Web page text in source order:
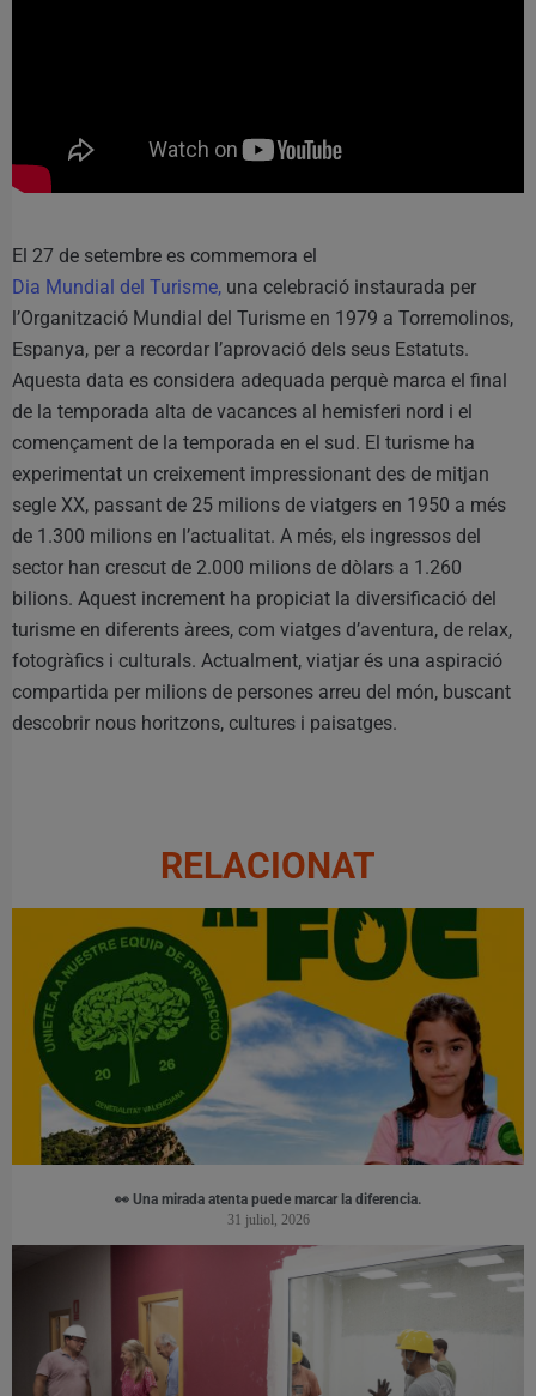
El 27 de setembre es commemora el
Dia Mundial del Turisme, una celebració instaurada per
l’Organització Mundial del Turisme en 1979 a Torremolinos,
Espanya, per a recordar l’aprovació dels seus Estatuts.
Aquesta data es considera adequada perquè marca el final
de la temporada alta de vacances al hemisferi nord i el
començament de la temporada en el sud. El turisme ha
experimentat un creixement impressionant des de mitjan
segle XX, passant de 25 milions de viatgers en 1950 a més
de 1.300 milions en l’actualitat. A més, els ingressos del
sector han crescut de 2.000 milions de dòlars a 1.260
bilions. Aquest increment ha propiciat la diversificació del
turisme en diferents àrees, com viatges d’aventura, de relax,
fotogràfics i culturals. Actualment, viatjar és una aspiració
compartida per milions de persones arreu del món, buscant
descobrir nous horitzons, cultures i paisatges.
RELACIONAT
👀 Una mirada atenta puede marcar la diferencia.
31 juliol, 2026